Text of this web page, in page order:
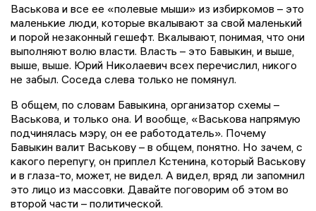
Васькова и все ее «полевые мыши» из избиркомов – это
маленькие люди, которые вкалывают за свой маленький
и порой незаконный гешефт. Вкалывают, понимая, что они
выполняют волю власти. Власть – это Бавыкин, и выше,
выше, выше. Юрий Николаевич всех перечислил, никого
не забыл. Соседа слева только не помянул.
В общем, по словам Бавыкина, организатор схемы –
Васькова, и только она. И вообще, «Васькова напрямую
подчинялась мэру, он ее работодатель». Почему
Бавыкин валит Васькову – в общем, понятно. Но зачем, с
какого перепугу, он приплел Кстенина, который Васькову
и в глаза-то, может, не видел. А видел, вряд ли запомнил
это лицо из массовки. Давайте поговорим об этом во
второй части – политической.